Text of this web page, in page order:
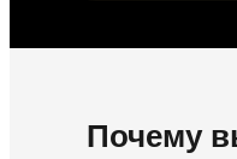
Почему